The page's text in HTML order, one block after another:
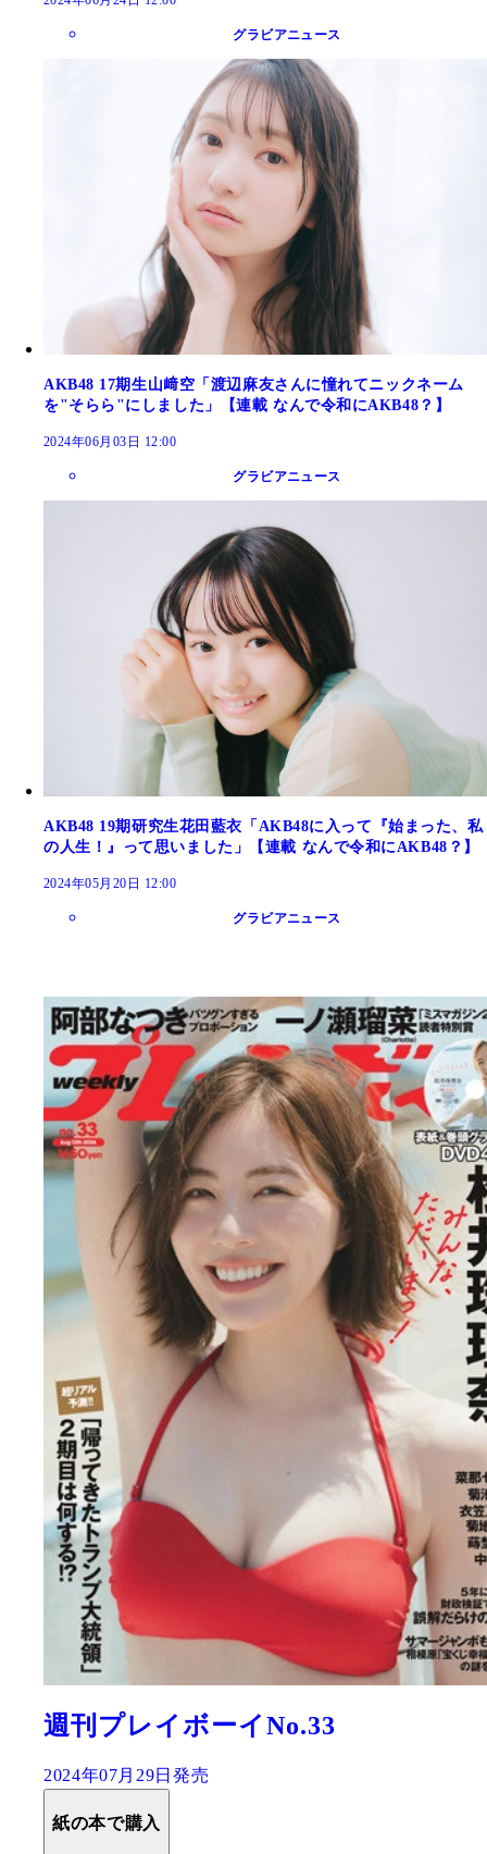
グラビアニュース
AKB48 17期生山﨑空「渡辺麻友さんに憧れてニックネーム
を"そらら"にしました」【連載 なんで令和にAKB48？】
2024年06月03日 12:00
グラビアニュース
AKB48 19期研究生花田藍衣「AKB48に入って『始まった、私
の人生！』って思いました」【連載 なんで令和にAKB48？】
2024年05月20日 12:00
グラビアニュース
週刊プレイボーイNo.33
2024年07月29日発売
紙の本で購入